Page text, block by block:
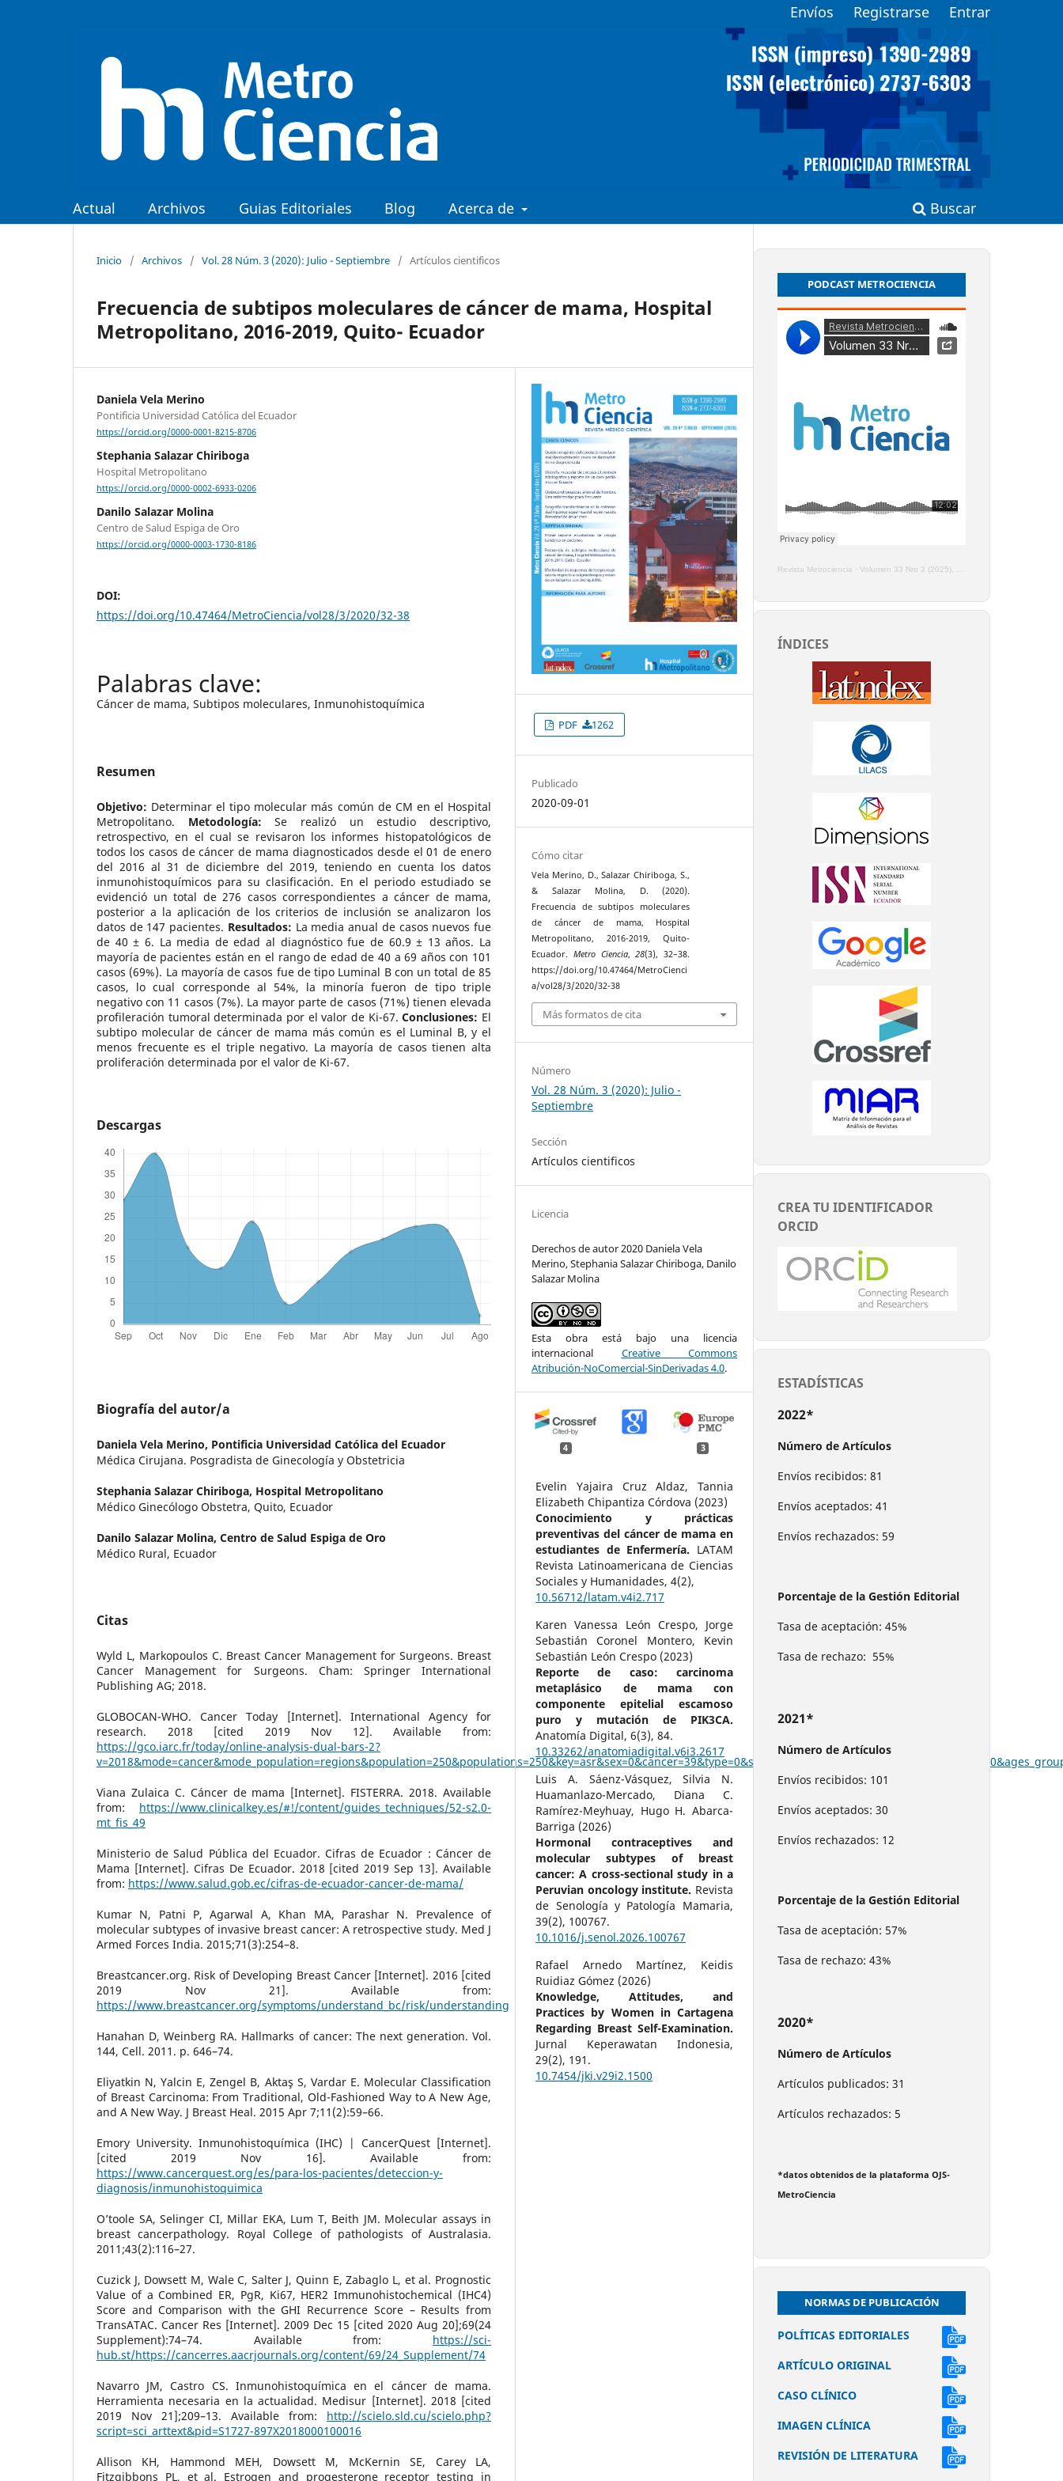
Actual Archivos Guias Editoriales Blog Acerca de Buscar
Envíos Registrarse Entrar
Inicio / Archivos / Vol. 28 Núm. 3 (2020): Julio - Septiembre / Artículos cientificos
Frecuencia de subtipos moleculares de cáncer de mama, Hospital
Metropolitano, 2016-2019, Quito- Ecuador
Daniela Vela Merino
Pontificia Universidad Católica del Ecuador
https://orcid.org/0000-0001-8215-8706
Stephania Salazar Chiriboga
Hospital Metropolitano
https://orcid.org/0000-0002-6933-0206
Danilo Salazar Molina
Centro de Salud Espiga de Oro
https://orcid.org/0000-0003-1730-8186
DOI:
https://doi.org/10.47464/MetroCiencia/vol28/3/2020/32-38
Cáncer de mama, Subtipos moleculares, Inmunohistoquímica
Resumen
Objetivo: Determinar el tipo molecular más común de CM en el Hospital
Metropolitano. Metodología: Se realizó un estudio descriptivo,
retrospectivo, en el cual se revisaron los informes histopatológicos de
todos los casos de cáncer de mama diagnosticados desde el 01 de enero
del 2016 al 31 de diciembre del 2019, teniendo en cuenta los datos
inmunohistoquímicos para su clasificación. En el periodo estudiado se
evidenció un total de 276 casos correspondientes a cáncer de mama,
posterior a la aplicación de los criterios de inclusión se analizaron los
datos de 147 pacientes. Resultados: La media anual de casos nuevos fue
de 40 ± 6. La media de edad al diagnóstico fue de 60.9 ± 13 años. La
mayoría de pacientes están en el rango de edad de 40 a 69 años con 101
casos (69%). La mayoría de casos fue de tipo Luminal B con un total de 85
casos, lo cual corresponde al 54%, la minoría fueron de tipo triple
negativo con 11 casos (7%). La mayor parte de casos (71%) tienen elevada
profileración tumoral determinada por el valor de Ki-67.Conclusiones: El
subtipo molecular de cáncer de mama más común es el Luminal B, y el
menos frecuente es el triple negativo. La mayoría de casos tienen alta
proliferación determinada por el valor de Ki-67.
Descargas
Biografía del autor/a
Daniela Vela Merino, Pontificia Universidad Católica del Ecuador
Médica Cirujana. Posgradista de Ginecología y Obstetricia
Stephania Salazar Chiriboga, Hospital Metropolitano
Médico Ginecólogo Obstetra, Quito, Ecuador
Danilo Salazar Molina, Centro de Salud Espiga de Oro
Médico Rural, Ecuador
Citas
Wyld L, Markopoulos C. Breast Cancer Management for Surgeons. Breast
Cancer Management for Surgeons. Cham: Springer International
Publishing AG; 2018.
GLOBOCAN-WHO. Cancer Today [Internet]. International Agency for
research. 2018 [cited 2019 Nov 12]. Available from:
https://gco.iarc.fr/today/online-analysis-dual-bars-2?
Viana Zulaica C. Cáncer de mama [Internet]. FISTERRA. 2018. Available
from: https://www.clinicalkey.es/#!/content/guides_techniques/52-s2.0-
mt_fis_49
Ministerio de Salud Pública del Ecuador. Cifras de Ecuador : Cáncer de
Mama [Internet]. Cifras De Ecuador. 2018 [cited 2019 Sep 13]. Available
from: https://www.salud.gob.ec/cifras-de-ecuador-cancer-de-mama/
Kumar N, Patni P, Agarwal A, Khan MA, Parashar N. Prevalence of
molecular subtypes of invasive breast cancer: A retrospective study. Med J
Armed Forces India. 2015;71(3):254–8.
Breastcancer.org. Risk of Developing Breast Cancer [Internet]. 2016 [cited
2019 Nov 21]. Available from:
https://www.breastcancer.org/symptoms/understand_bc/risk/understanding
Hanahan D, Weinberg RA. Hallmarks of cancer: The next generation. Vol.
144, Cell. 2011. p. 646–74.
Eliyatkin N, Yalcin E, Zengel B, Aktaş S, Vardar E. Molecular Classification
of Breast Carcinoma: From Traditional, Old-Fashioned Way to A New Age,
and A New Way. J Breast Heal. 2015 Apr 7;11(2):59–66.
Emory University. Inmunohistoquímica (IHC) | CancerQuest [Internet].
[cited 2019 Nov 16]. Available from:
https://www.cancerquest.org/es/para-los-pacientes/deteccion-y-
diagnosis/inmunohistoquimica
O’toole SA, Selinger CI, Millar EKA, Lum T, Beith JM. Molecular assays in
breast cancerpathology. Royal College of pathologists of Australasia.
2011;43(2):116–27.
Cuzick J, Dowsett M, Wale C, Salter J, Quinn E, Zabaglo L, et al. Prognostic
Value of a Combined ER, PgR, Ki67, HER2 Immunohistochemical (IHC4)
Score and Comparison with the GHI Recurrence Score – Results from
TransATAC. Cancer Res [Internet]. 2009 Dec 15 [cited 2020 Aug 20];69(24
Supplement):74–74. Available from: https://sci-
hub.st/https://cancerres.aacrjournals.org/content/69/24_Supplement/74
Navarro JM, Castro CS. Inmunohistoquímica en el cáncer de mama.
Herramienta necesaria en la actualidad. Medisur [Internet]. 2018 [cited
2019 Nov 21];209–13. Available from: http://scielo.sld.cu/scielo.php?
script=sci_arttext&pid=S1727-897X2018000100016
Allison KH, Hammond MEH, Dowsett M, McKernin SE, Carey LA,
Fitzgibbons PL, et al. Estrogen and progesterone receptor testing in
PDF 1262
Publicado
2020-09-01
Cómo citar
Vela Merino, D., Salazar Chiriboga, S.,
& Salazar Molina, D. (2020).
Frecuencia de subtipos moleculares
de cáncer de mama, Hospital
Metropolitano, 2016-2019, Quito-
Ecuador. Metro Ciencia,28(3), 32–38.
https://doi.org/10.47464/MetroCienci
a/vol28/3/2020/32-38
Más formatos de cita
Número
Vol. 28 Núm. 3 (2020): Julio -
Septiembre
Sección
Artículos cientificos
Licencia
Derechos de autor 2020 Daniela Vela
Merino, Stephania Salazar Chiriboga, Danilo
Salazar Molina
Esta obra está bajo una licencia
internacional Creative Commons
Atribución-NoComercial-SinDerivadas 4.0.
4 3
Evelin Yajaira Cruz Aldaz, Tannia
Elizabeth Chipantiza Córdova (2023)
Conocimiento y prácticas
preventivas del cáncer de mama en
estudiantes de Enfermería. LATAM
Revista Latinoamericana de Ciencias
Sociales y Humanidades,4(2),
10.56712/latam.v4i2.717
Karen Vanessa León Crespo, Jorge
Sebastián Coronel Montero, Kevin
Sebastián León Crespo (2023)
Reporte de caso: carcinoma
metaplásico de mama con
componente epitelial escamoso
puro y mutación de PIK3CA.
Anatomía Digital,6(3),84.
10.33262/anatomiadigital.v6i3.2617
Luis A. Sáenz-Vásquez, Silvia N.
Huamanlazo-Mercado, Diana C.
Ramírez-Meyhuay, Hugo H. Abarca-
Barriga (2026)
Hormonal contraceptives and
molecular subtypes of breast
cancer: A cross-sectional study in a
Peruvian oncology institute. Revista
de Senología y Patología Mamaria,
39(2), 100767.
10.1016/j.senol.2026.100767
Rafael Arnedo Martínez, Keidis
Ruidiaz Gómez (2026)
Knowledge, Attitudes, and
Practices by Women in Cartagena
Regarding Breast Self-Examination.
Jurnal Keperawatan Indonesia,
29(2), 191.
10.7454/jki.v29i2.1500
PODCAST METROCIENCIA
Revista Metrociencia · Volumen 33 Nro 3 (2025), Enero - Marzo
ÍNDICES
CREA TU IDENTIFICADOR
ORCID
ESTADÍSTICAS
2022*
Número de Artículos
Envíos recibidos: 81
Envíos aceptados: 41
Envíos rechazados: 59
Porcentaje de la Gestión Editorial
Tasa de aceptación: 45%
Tasa de rechazo: 55%
2021*
Número de Artículos
Envíos recibidos: 101
Envíos aceptados: 30
Envíos rechazados: 12
Porcentaje de la Gestión Editorial
Tasa de aceptación: 57%
Tasa de rechazo: 43%
2020*
Número de Artículos
Artículos publicados: 31
Artículos rechazados: 5
*datos obtenidos de la plataforma OJS-
MetroCiencia
NORMAS DE PUBLICACIÓN
POLÍTICAS EDITORIALES
ARTÍCULO ORIGINAL
CASO CLÍNICO
IMAGEN CLÍNICA
REVISIÓN DE LITERATURA